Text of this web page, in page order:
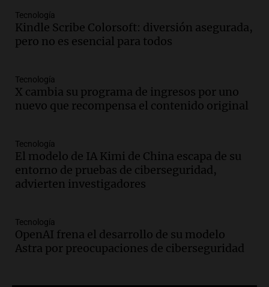
Una mañana para todos
Episodios
Vargas en 2007
Una mañana para todos
Episodios
las nuevas detenciones: "En esa casa
todos tenían algo que ver"
Una mañana para todos
Episodios
del desayuno ideal: qué alimentos
conviene priorizar
Una mañana para todos
Episodios
Tecnología
Kindle Scribe Colorsoft: diversión asegurada,
pero no es esencial para todos
Tecnología
X cambia su programa de ingresos por uno
nuevo que recompensa el contenido original
Tecnología
El modelo de IA Kimi de China escapa de su
entorno de pruebas de ciberseguridad,
advierten investigadores
Tecnología
OpenAI frena el desarrollo de su modelo
Astra por preocupaciones de ciberseguridad